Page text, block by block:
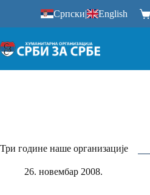
Српски| English
Три године наше организације
26. новембар 2008.